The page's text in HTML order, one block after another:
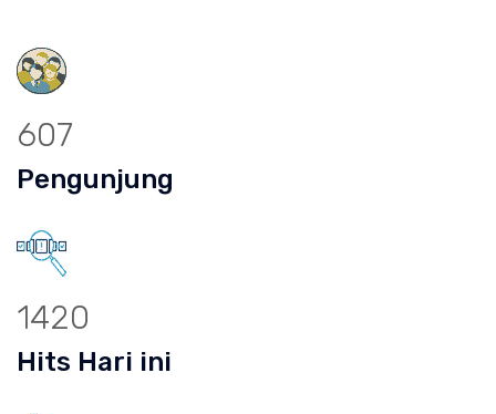
607
Pengunjung
1420
Hits Hari ini